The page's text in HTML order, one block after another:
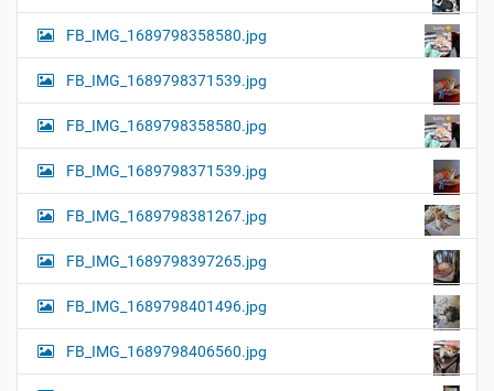
FB_IMG_1689798358580.jpg
FB_IMG_1689798371539.jpg
FB_IMG_1689798358580.jpg
FB_IMG_1689798371539.jpg
FB_IMG_1689798381267.jpg
FB_IMG_1689798397265.jpg
FB_IMG_1689798401496.jpg
FB_IMG_1689798406560.jpg